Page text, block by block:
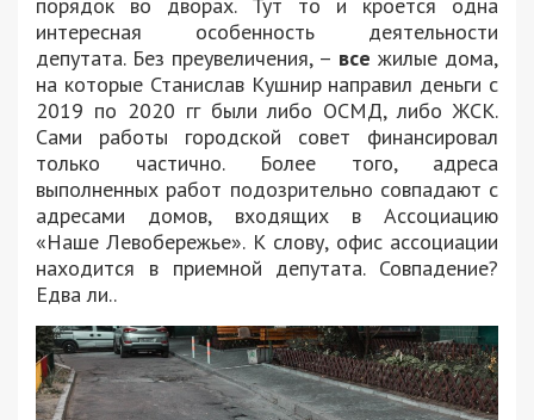
интересная особенность деятельности
депутата. Без преувеличения, – все жилые дома,
на которые Станислав Кушнир направил деньги с
2019 по 2020 гг были либо ОСМД, либо ЖСК.
Сами работы городской совет финансировал
только частично. Более того, адреса
выполненных работ подозрительно совпадают с
адресами домов, входящих в Ассоциацию
«Наше Левобережье». К слову, офис ассоциации
находится в приемной депутата. Совпадение?
Едва ли..